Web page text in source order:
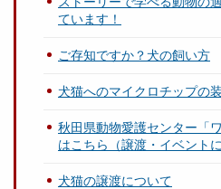
ています！
ご存知ですか？犬の飼い方
犬猫へのマイクロチップの
秋田県動物愛護センター「
はこちら（譲渡・イベント
犬猫の譲渡について